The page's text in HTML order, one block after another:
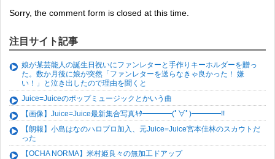
Sorry, the comment form is closed at this time.
注目サイト記事
娘が某芸能人の誕生日祝いにファンレターと手作りキーホルダーを贈っ
た。数か月後に娘が突然「ファンレターを送らなきゃ良かった！ 嫌
い！」と泣き出したので理由を聞くと
Juice=Juiceのポップミュージックとかいう曲
【画像】Juice=Juice最新集合写真ｷﾀ━━━━(ﾟ∀ﾟ)━━━━!!
【朗報】小島はなのハロプロ加入、元Juice=Juice宮本佳林のスカウトだ
った
【OCHA NORMA】米村姫良々の無加工ドアップ